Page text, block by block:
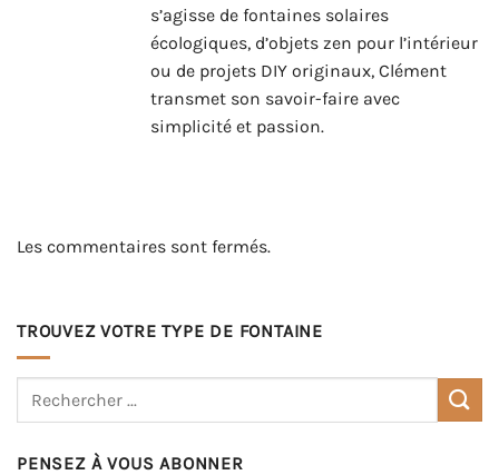
s’agisse de fontaines solaires
écologiques, d’objets zen pour l’intérieur
ou de projets DIY originaux, Clément
transmet son savoir-faire avec
simplicité et passion.
Les commentaires sont fermés.
TROUVEZ VOTRE TYPE DE FONTAINE
PENSEZ À VOUS ABONNER